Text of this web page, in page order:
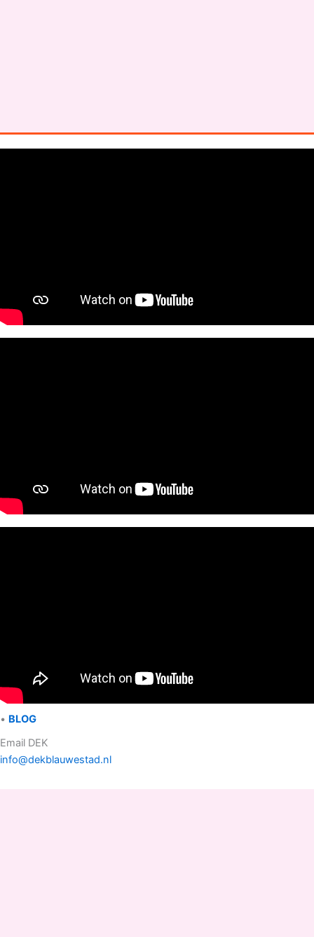
• BLOG
Email DEK
info@dekblauwestad.nl